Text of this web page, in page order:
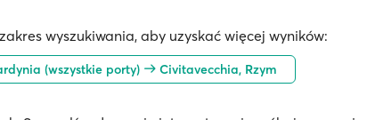
wyszukiwania, aby uzyskać więcej wyników:
(wszystkie porty) Civitavecchia, Rzym